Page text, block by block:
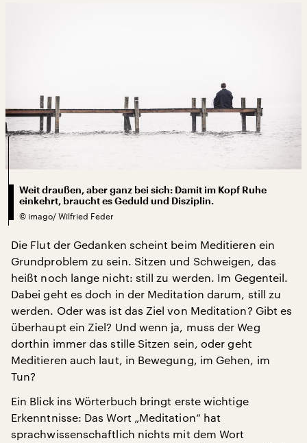
Weit draußen, aber ganz bei sich: Damit im Kopf Ruhe
einkehrt, braucht es Geduld und Disziplin.
© imago/ Wilfried Feder
Die Flut der Gedanken scheint beim Meditieren ein
Grundproblem zu sein. Sitzen und Schweigen, das
heißt noch lange nicht: still zu werden. Im Gegenteil.
Dabei geht es doch in der Meditation darum, still zu
werden. Oder was ist das Ziel von Meditation? Gibt es
überhaupt ein Ziel? Und wenn ja, muss der Weg
dorthin immer das stille Sitzen sein, oder geht
Meditieren auch laut, in Bewegung, im Gehen, im
Tun?
Ein Blick ins Wörterbuch bringt erste wichtige
Erkenntnisse: Das Wort „Meditation“ hat
sprachwissenschaftlich nichts mit dem Wort